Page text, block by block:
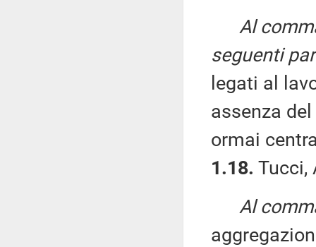
Al
seguenti
legati al
assenza
ormai
1.18. Tucci,
Al